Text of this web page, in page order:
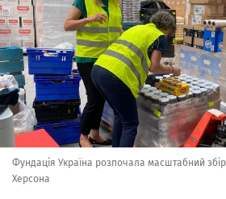
Фундація Україна розпочала масштабний
Херсона